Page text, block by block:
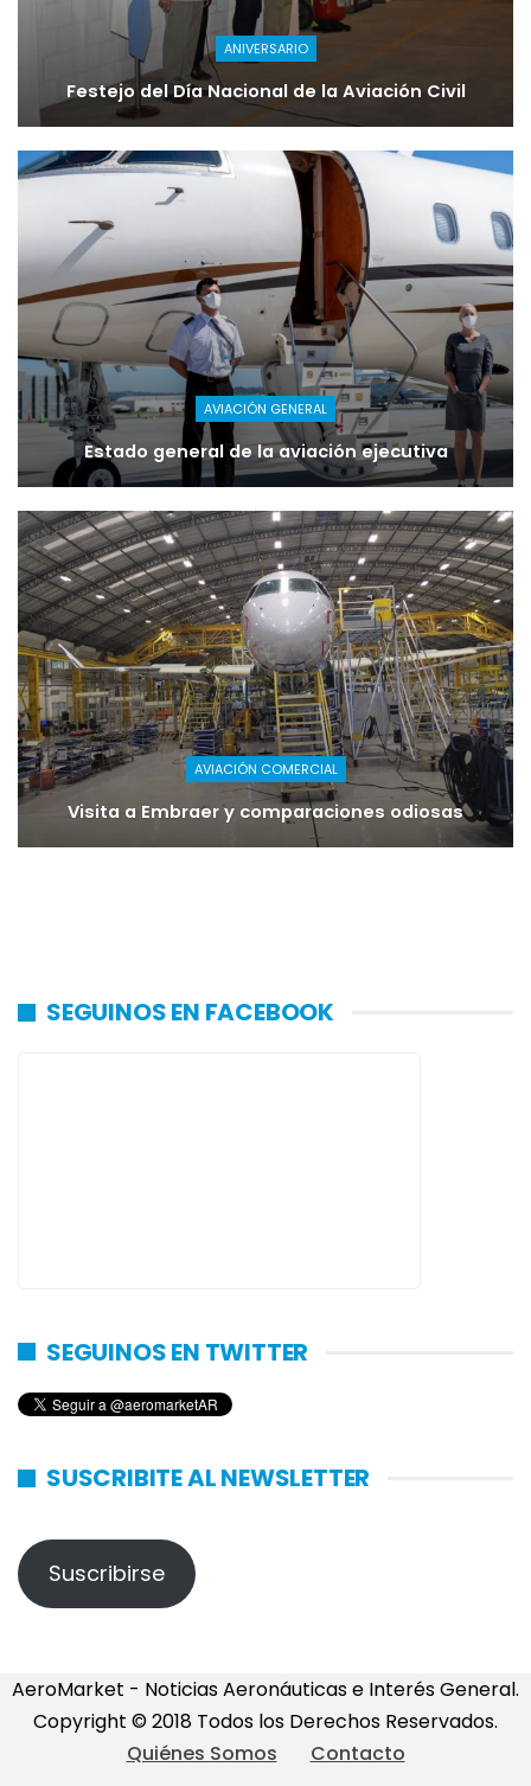
ANIVERSARIO
Festejo del Día Nacional de la Aviación Civil
AVIACIÓN GENERAL
Estado general de la aviación ejecutiva
AVIACIÓN COMERCIAL
Visita a Embraer y comparaciones odiosas
SEGUINOS EN FACEBOOK
SEGUINOS EN TWITTER
SUSCRIBITE AL NEWSLETTER
Suscribirse
AeroMarket - Noticias Aeronáuticas e Interés General.
Copyright © 2018 Todos los Derechos Reservados.
Quiénes Somos
Contacto